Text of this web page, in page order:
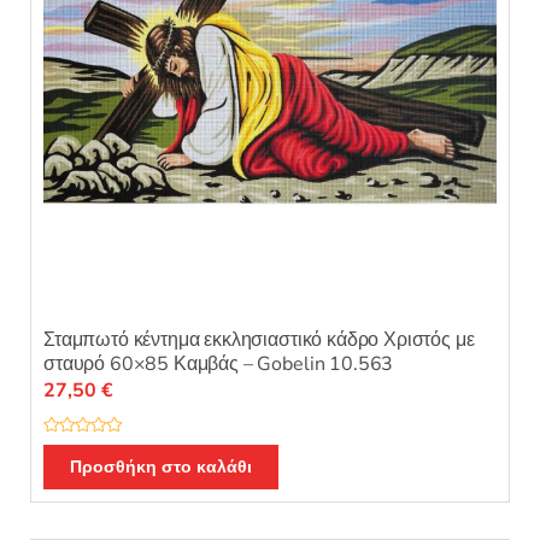
Σταμπωτό κέντημα εκκλησιαστικό κάδρο Χριστός με
σταυρό 60×85 Καμβάς – Gobelin 10.563
Β
μ
ο
27,50 €
Προσθήκη στο καλάθι